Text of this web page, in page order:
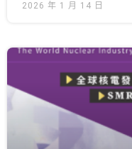
出版及義賣品
捐款支持
徵才資訊
活動行事曆
2026 年 1 月 14 日